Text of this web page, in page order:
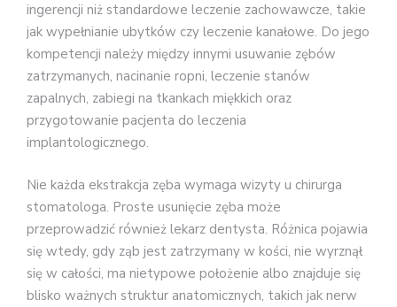
ingerencji niż standardowe leczenie zachowawcze, takie
jak wypełnianie ubytków czy leczenie kanałowe. Do jego
kompetencji należy między innymi usuwanie zębów
zatrzymanych, nacinanie ropni, leczenie stanów
zapalnych, zabiegi na tkankach miękkich oraz
przygotowanie pacjenta do leczenia
implantologicznego.
Nie każda ekstrakcja zęba wymaga wizyty u chirurga
stomatologa. Proste usunięcie zęba może
przeprowadzić również lekarz dentysta. Różnica pojawia
się wtedy, gdy ząb jest zatrzymany w kości, nie wyrznął
się w całości, ma nietypowe położenie albo znajduje się
blisko ważnych struktur anatomicznych, takich jak nerw